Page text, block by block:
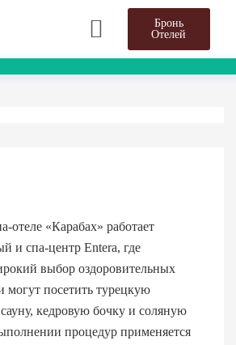
Бронь
Отелей
отеле «Карабах» работает
и спа-центр Entera, где
выбор оздоровительных
могут посетить турецкую
кедровую бочку и соляную
процедур применяется